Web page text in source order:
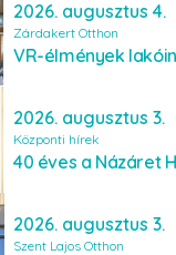
2026. augusztus 4.
Zárdakert Otthon
VR-élmények
2026. augusztus 3.
Központi hírek
2026. augusztus 3.
Szent Lajos Otthon